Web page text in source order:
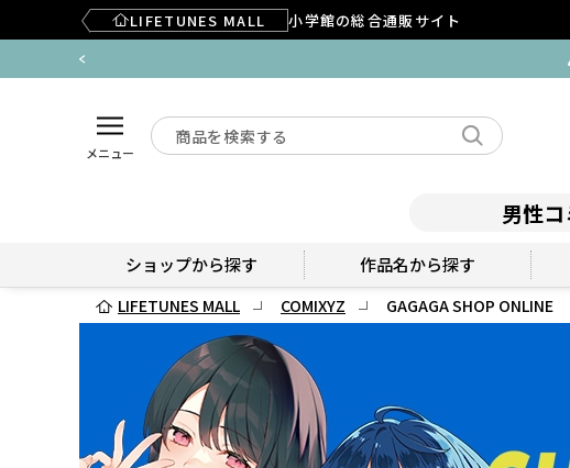
LIFETUNES MALL 小学館の総合通販サイト
メニュー
男性
ショップから探す 作品名から探す
LIFETUNES MALL COMIXYZ GAGAGA SHOP ONLINE